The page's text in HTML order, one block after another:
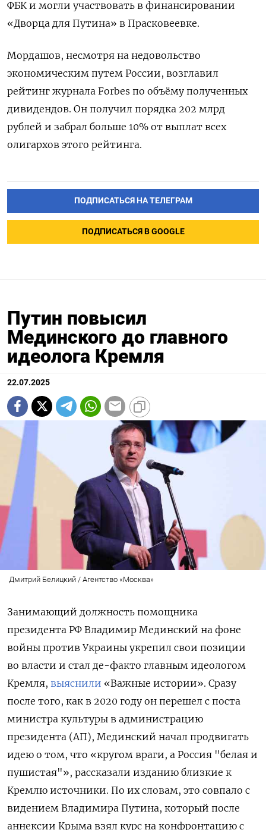
ФБК и могли участвовать в финансировании
«Дворца для Путина» в Прасковеевке.
Мордашов, несмотря на недовольство
экономическим путем России, возглавил
рейтинг журнала Forbes по объёму полученных
дивидендов. Он получил порядка 202 млрд
рублей и забрал больше 10% от выплат всех
олигархов этого рейтинга.
ПОДПИСАТЬСЯ НА ТЕЛЕГРАМ
ПОДПИСАТЬСЯ В GOOGLE
Путин повысил
Мединского до главного
идеолога Кремля
22.07.2025
Дмитрий Белицкий / Агентство «Москва»
Занимающий должность помощника
президента РФ Владимир Мединский на фоне
войны против Украины укрепил свои позиции
во власти и стал де-факто главным идеологом
Кремля, выяснили «Важные истории». Сразу
после того, как в 2020 году он перешел с поста
министра культуры в администрацию
президента (АП), Мединский начал продвигать
идею о том, что «кругом враги, а Россия "белая и
пушистая"», рассказали изданию близкие к
Кремлю источники. По их словам, это совпало с
видением Владимира Путина, который после
аннексии Крыма взял курс на конфронтацию с